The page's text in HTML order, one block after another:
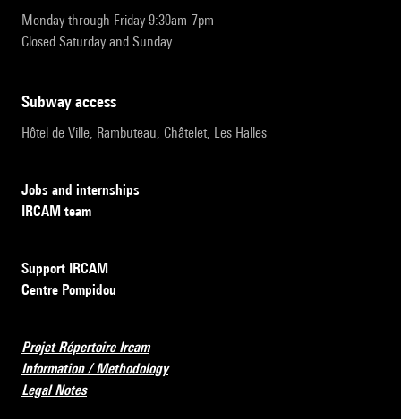
Monday through Friday 9:30am-7pm
Closed Saturday and Sunday
subway access
Hôtel de Ville, Rambuteau, Châtelet, Les Halles
Jobs and internships
IRCAM team
Support IRCAM
Centre Pompidou
Projet Répertoire Ircam
Information / Methodology
Legal Notes